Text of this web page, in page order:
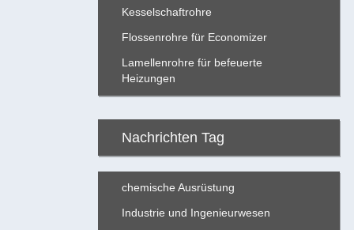
Kesselschaftrohre
Flossenrohre für Economizer
Lamellenrohre für befeuerte
Heizungen
Nachrichten Tag
chemische Ausrüstung
Industrie und Ingenieurwesen